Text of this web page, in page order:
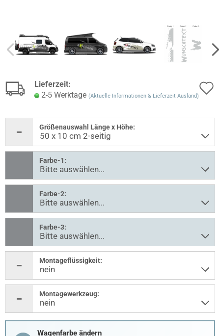
Lieferzeit:
2-5 Werktage (Aktuelle Informationen & Lieferzeit Ausland)
Größenauswahl Länge x Höhe:
Farbe-1:
Farbe-2:
Farbe-3:
Montageflüssigkeit:
Montagewerkzeug:
Wagenfarbe ändern